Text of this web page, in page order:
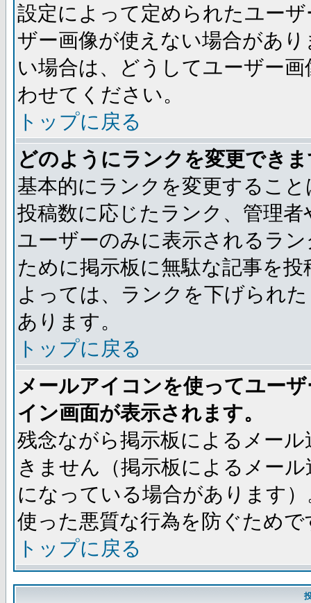
設定によって定められたユー
ザー画像が使えない場合があ
い場合は、どうしてユーザー
わせてください。
トップに戻る
どのようにランクを変更でき
基本的にランクを変更するこ
投稿数に応じたランク、管理
ユーザーのみに表示されるラ
ために掲示板に無駄な記事を
よっては、ランクを下げられ
あります。
トップに戻る
メールアイコンを使ってユー
イン画面が表示されます。
残念ながら掲示板によるメー
きません（掲示板によるメー
になっている場合があります
使った悪質な行為を防ぐためで
トップに戻る